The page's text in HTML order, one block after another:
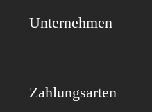
Unternehmen
Zahlungsarten